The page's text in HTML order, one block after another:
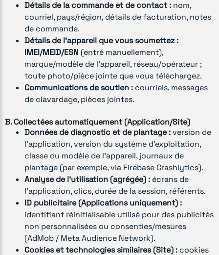
Détails de la commande et de contact : nom,
courriel, pays/région, détails de facturation, notes
de commande.
Détails de l’appareil que vous soumettez :
IMEI/MEID/ESN (entré manuellement),
marque/modèle de l’appareil, réseau/opérateur ;
toute photo/pièce jointe que vous téléchargez.
Communications de soutien : courriels, messages
de clavardage, pièces jointes.
B. Collectées automatiquement (Application/Site)
Données de diagnostic et de plantage :version de
l’application, version du système d’exploitation,
classe du modèle de l’appareil, journaux de
plantage (par exemple, via Firebase Crashlytics).
Analyse de l’utilisation (agrégée) : écrans de
l’application, clics, durée de la session, référents.
ID publicitaire (Applications uniquement) :
identifiant réinitialisable utilisé pour des publicités
non personnalisées ou consenties/mesures
(AdMob / Meta Audience Network).
Cookies et technologies similaires (Site) : cookies